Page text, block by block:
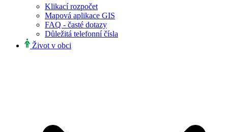
Klikací rozpočet
Mapová aplikace GIS
FAQ - časté dotazy
Důležitá telefonní čísla
Život v obci